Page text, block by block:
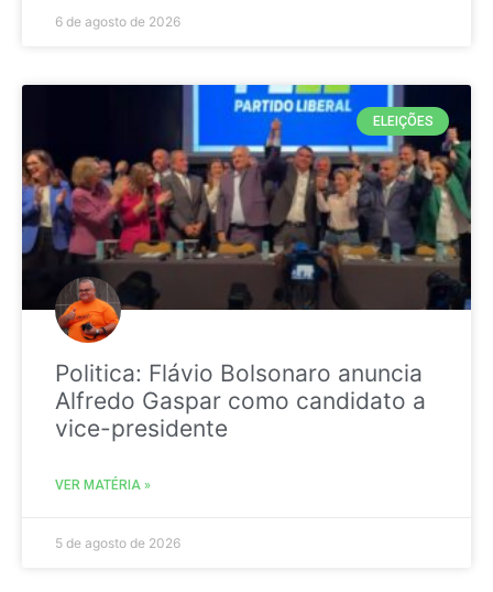
6 de agosto de 2026
ELEIÇÕES
Politica: Flávio Bolsonaro anuncia
Alfredo Gaspar como candidato a
vice-presidente
VER MATÉRIA »
5 de agosto de 2026